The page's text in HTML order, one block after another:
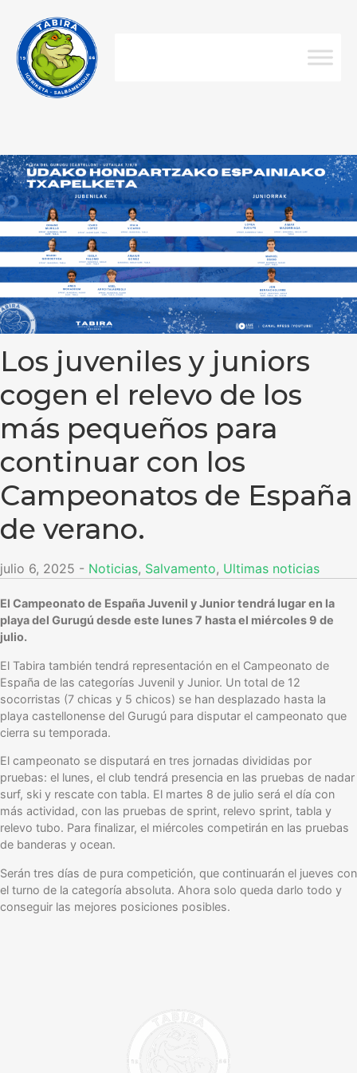
Los juveniles y juniors
cogen el relevo de los
más pequeños para
continuar con los
Campeonatos de España
de verano.
julio 6, 2025 - Noticias, Salvamento, Ultimas noticias
El Campeonato de España Juvenil y Junior tendrá lugar en la
playa del Gurugú desde este lunes 7 hasta el miércoles 9 de
julio.
El Tabira también tendrá representación en el Campeonato de
España de las categorías Juvenil y Junior. Un total de 12
socorristas (7 chicas y 5 chicos) se han desplazado hasta la
playa castellonense del Gurugú para disputar el campeonato que
cierra su temporada.
El campeonato se disputará en tres jornadas divididas por
pruebas: el lunes, el club tendrá presencia en las pruebas de nadar
surf, ski y rescate con tabla. El martes 8 de julio será el día con
más actividad, con las pruebas de sprint, relevo sprint, tabla y
relevo tubo. Para finalizar, el miércoles competirán en las pruebas
de banderas y ocean.
Serán tres días de pura competición, que continuarán el jueves con
el turno de la categoría absoluta. Ahora solo queda darlo todo y
conseguir las mejores posiciones posibles.